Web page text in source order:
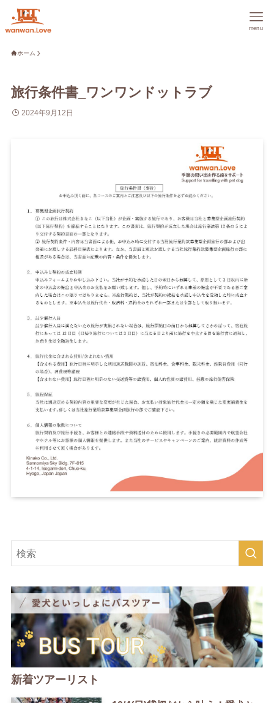
menu
ホーム
旅行条件書_ワンワンドットラブ
2024年9月12日
新着ツアーリスト